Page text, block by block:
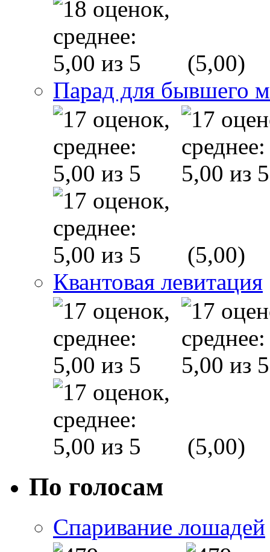
(5,00)
Парад для бывшего
(5,00)
Квантовая левитация
(5,00)
По голосам
Спаривание лошадей